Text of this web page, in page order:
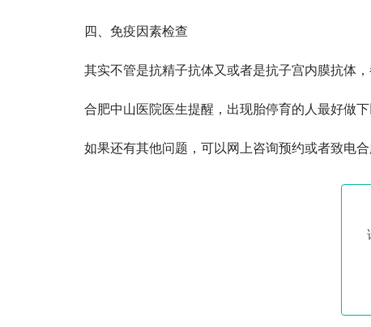
四、免疫因素检查
其实不管是抗精子抗体又或者是抗子宫内膜抗体
合肥中山医院医生提醒，出现胎停育的人最好做
如果还有其他问题，可以网上咨询预约或者致电